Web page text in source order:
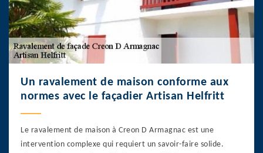
Un ravalement de maison conforme aux
normes avec le façadier Artisan Helfritt
Le ravalement de maison à Creon D Armagnac est une
intervention complexe qui requiert un savoir-faire solide.